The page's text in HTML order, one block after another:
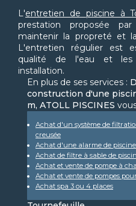
L'entretien de piscine à
prestation proposée par
maintenir la propreté et
L'entretien régulier est
qualité de l'eau et les
installation.
En plus de ses services :
construction d'une
m, ATOLL PISCINES
Achat d'un système de
creusée
Achat d'une alarme de
Achat de filtre à sable de
Achat et vente de pompe à
Achat et vente de pompes
Achat spa 3 ou 4 places